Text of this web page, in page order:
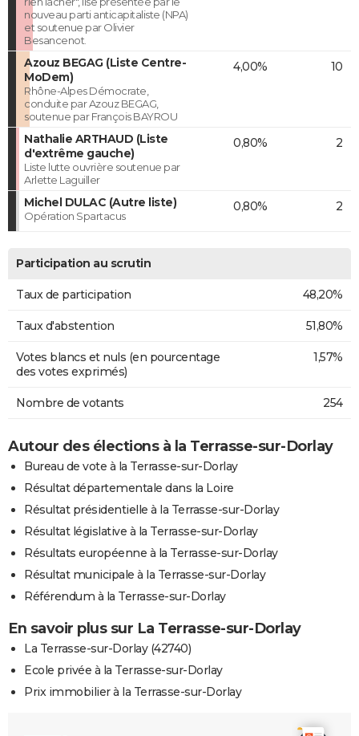
nouveau parti anticapitaliste (NPA)
et soutenue par Olivier
Besancenot.
Azouz BEGAG (Liste Centre-
MoDem)
Rhône-Alpes Démocrate,
conduite par Azouz BEGAG,
soutenue par François BAYROU
4,00% 10
Nathalie ARTHAUD (Liste
d'extrême gauche)
Liste lutte ouvrière soutenue par
Arlette Laguiller
0,80% 2
Michel DULAC (Autre liste)
Opération Spartacus
0,80% 2
Participation au scrutin
Taux de participation 48,20%
Taux d'abstention 51,80%
Votes blancs et nuls (en pourcentage
des votes exprimés)
1,57%
Nombre de votants 254
Autour des élections à la Terrasse-sur-Dorlay
Bureau de vote à la Terrasse-sur-Dorlay
Résultat départementale dans la Loire
Résultat présidentielle à la Terrasse-sur-Dorlay
Résultat législative à la Terrasse-sur-Dorlay
Résultats européenne à la Terrasse-sur-Dorlay
Résultat municipale à la Terrasse-sur-Dorlay
Référendum à la Terrasse-sur-Dorlay
En savoir plus sur La Terrasse-sur-Dorlay
La Terrasse-sur-Dorlay (42740)
Ecole privée à la Terrasse-sur-Dorlay
Prix immobilier à la Terrasse-sur-Dorlay